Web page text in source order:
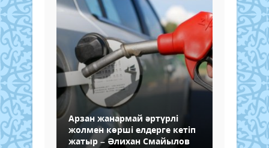
Арзан жанармай әртүрлі
жолмен көрші елдерге кетіп
жатыр – Әлихан Смайылов